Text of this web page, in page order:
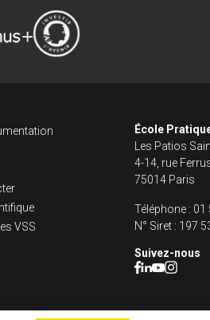
footer
VSS
École
Les Patios
4-14, rue
75014 Paris
Téléphone : 01
N° Siret : 197
Suivez-nous